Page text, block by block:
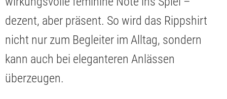
dezent, aber präsent. So wird das Rippshirt
nicht nur zum Begleiter im Alltag, sondern
kann auch bei eleganteren Anlässen
überzeugen.